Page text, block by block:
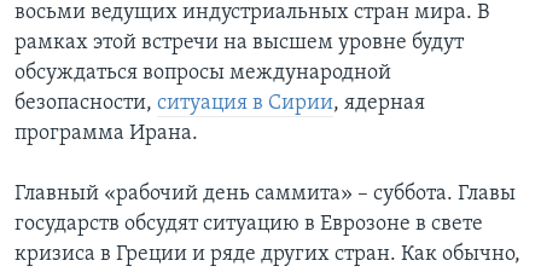
восьми ведущих индустриальных стран мира. В
рамках этой встречи на высшем уровне будут
обсуждаться вопросы международной
безопасности, ситуация в Сирии, ядерная
программа Ирана.
Главный «рабочий день саммита» – суббота. Главы
государств обсудят ситуацию в Еврозоне в свете
кризиса в Греции и ряде других стран. Как обычно,